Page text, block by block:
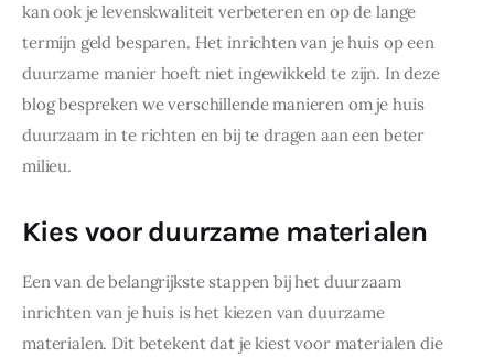
Wonen
kan ook je levenskwaliteit verbeteren en op de lange
termijn geld besparen. Het inrichten van je huis op een
duurzame manier hoeft niet ingewikkeld te zijn. In deze
blog bespreken we verschillende manieren om je huis
duurzaam in te richten en bij te dragen aan een beter
milieu.
Kies voor duurzame materialen
Een van de belangrijkste stappen bij het duurzaam
inrichten van je huis is het kiezen van duurzame
materialen. Dit betekent dat je kiest voor materialen die